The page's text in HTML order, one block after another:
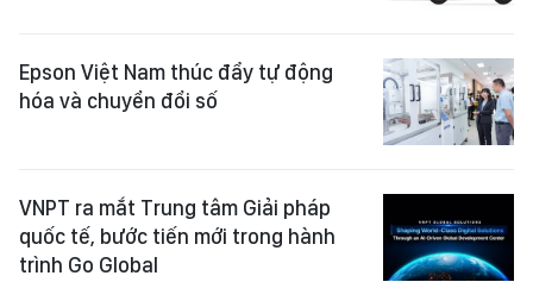
Epson Việt Nam thúc đẩy tự động
hóa và chuyển đổi số
VNPT ra mắt Trung tâm Giải pháp
quốc tế, bước tiến mới trong hành
trình Go Global